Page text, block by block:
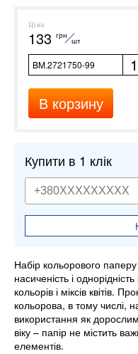
Ціна
133 грн
шт
BM.2721750-99
В корзину
Купити в 1 клік
Набір кольорового
насиченість і
кольорів і міксів квітів.
кольорова, в тому числі,
використання як
віку – папір не містить
елементів.